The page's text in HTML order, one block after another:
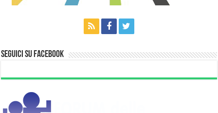
Seguici su Facebook